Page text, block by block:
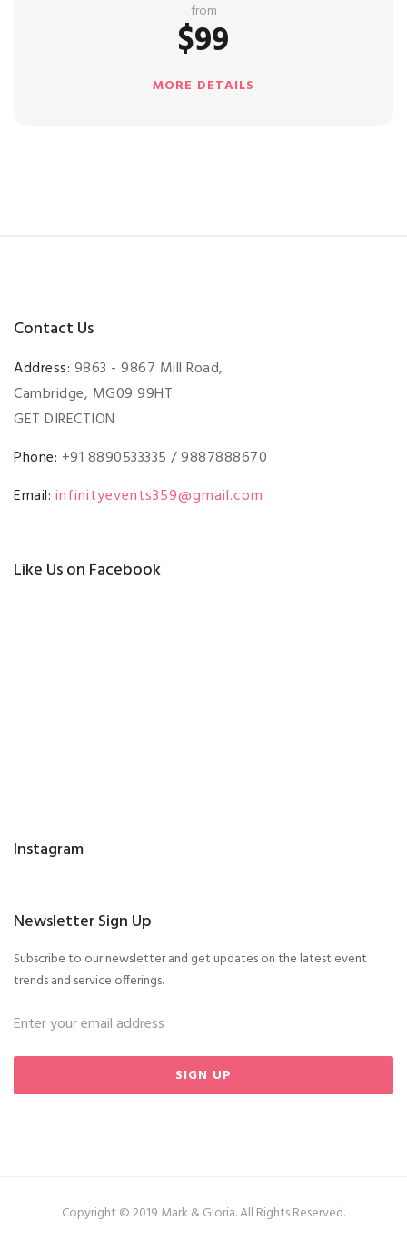
from
$99
MORE DETAILS
Contact Us
Address: 9863 - 9867 Mill Road,
Cambridge, MG09 99HT
GET DIRECTION
Phone: +91 8890533335 / 9887888670
Email: infinityevents359@gmail.com
Like Us on Facebook
Instagram
Newsletter Sign Up
Subscribe to our newsletter and get updates on the latest event
trends and service offerings.
SIGN UP
Copyright © 2019 Mark & Gloria. All Rights Reserved.